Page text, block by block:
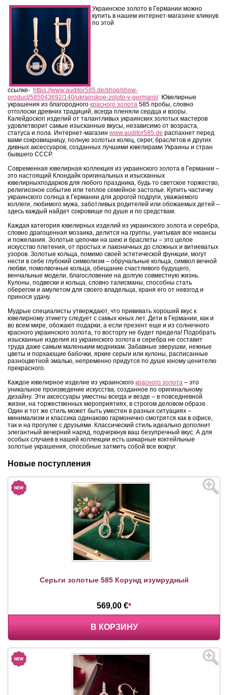
Украинское золото в Германии можно
купить в нашем интернет-магазине кликнув
по этой
ссылке- https://www.auditor585.de/shop/show-
product/585043692/140/ukrainskoe-zoloto-v-germanii/Ювелирные
украшения из благородного красного золота 585 пробы, словно
отголоски древних традиций, всегда пленяли сердца и взоры.
Калейдоскоп изделий от талантливых украинских золотых мастеров
удовлетворит самые изысканные вкусы, независимо от возраста,
статуса и пола. Интернет-магазин www.auditor585.de распахнет перед
вами сокровищницу, полную золотых колец, серег, браслетов и других
дивных аксессуаров, созданных лучшими ювелирами Украины и стран
бывшего СССР.
Современная ювелирная коллекция из украинского золота в Германии –
это настоящий Клондайк оригинальных и изысканных
ювелирныхподарков для любого праздника, будь то светское торжество,
религиозное событие или теплое семейное застолье. Купить частичку
украинского солнца в Германии для дорогой подруги, уважаемого
коллеги, любимого мужа, заботливых родителей или обожаемых детей –
здесь каждый найдет сокровище по душе и по средствам.
Каждая категория ювелирных изделий из украинского золота и серебра,
словно драгоценная мозаика, делится на группы, учитывая все нюансы
и пожелания. Золотые цепочки на шею и браслеты – это целое
искусство плетения, от простых и лаконичных до сложных и витиеватых
узоров. Золотые кольца, помимо своей эстетической функции, могут
нести в себе глубокий символизм – обручальные кольца, символ вечной
любви, помолвочные кольца, обещание счастливого будущего,
венчальные модели, благословение на долгую совместную жизнь.
Кулоны, подвески и кольца, словно талисманы, способны стать
оберегом и амулетом для своего владельца, храня его от невзгод и
принося удачу.
Мудрые специалисты утверждают, что прививать хороший вкус к
ювелирному этикету следует с самых юных лет. Дети в Германии, как и
во всем мире, обожают подарки, а если презент еще и из солнечного
красного украинского золота, то восторгу не будет предела! Подобрать
изысканные изделия из украинского золота и серебра не составит
труда даже самым маленьким модникам. Забавные зверушки, нежные
цветы и порхающие бабочки, яркие серьги или кулоны, расписанные
разноцветной эмалью, непременно придутся по душе юному ценителю
прекрасного.
Каждое ювелирное изделие из украинского красного золота – это
уникальное произведение искусства, созданное по оригинальному
дизайну. Эти аксессуары уместны всегда и везде – в повседневной
жизни, на торжественных мероприятиях, в строгом деловом образе.
Один и тот же стиль может быть уместен в разных ситуациях –
минимализм и классика одинаково гармонично смотрятся как в офисе,
так и на прогулке с друзьями. Классический стиль идеально дополнит
элегантный вечерний наряд, подчеркнув ваш безупречный вкус. А для
особых случаев в нашей коллекции есть шикарные коктейльные
золотые украшения, способные затмить собой все вокруг.
Новые поступления
Серьги золотые 585 Корунд изумрудный
569,00 €*
В КОРЗИНУ